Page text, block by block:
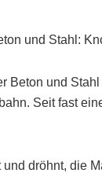
und Stahl:
Beton und
Seit fast
und dröhnt, die